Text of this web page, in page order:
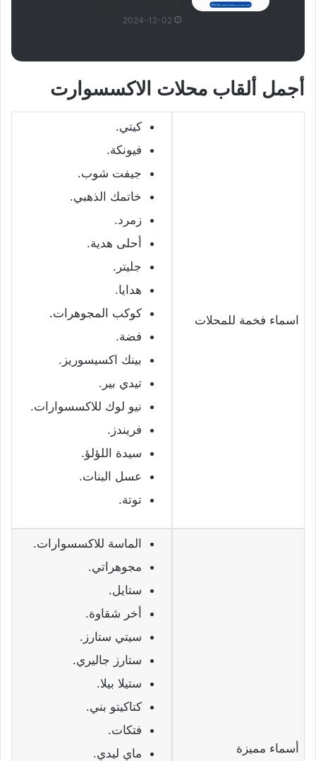
2024-12-02
أجمل ألقاب محلات الاكسسوارت
اسماء فخمة للمحلات
كيتي.
فيونكة.
جيفت شوب.
خاتمك الذهبي.
زمرد.
أحلى هدية.
جليتر.
هدايا.
كوكب المجوهرات.
فضة.
بينك اكسيسوريز.
تيدي بير.
نيو لوك للاكسسوارات.
فريندز.
سيدة اللؤلؤ.
عسل البنات.
توتة.
أسماء مميزة
الماسة للاكسسوارات.
مجوهراتي.
ستايل.
أخر شقاوة.
سيتي ستارز.
ستارز جاليري.
ستيلا بيلا.
كتاكيتو بني.
فتكات.
ماي ليدي.